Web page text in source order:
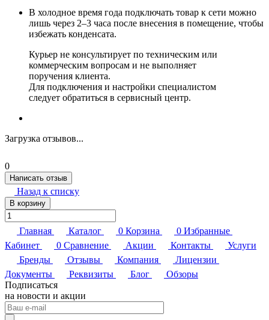
В холодное время года подключать товар к сети можно
лишь через 2–3 часа после внесения в помещение, чтобы
избежать конденсата.
Курьер не консультирует по техническим или
коммерческим вопросам и не выполняет
поручения клиента.
Для подключения и настройки специалистом
следует обратиться в сервисный центр.
Загрузка отзывов...
0
Написать отзыв
Назад к списку
В корзину
Главная Каталог 0 Корзина 0 Избранные
Кабинет
0 Сравнение Акции Контакты
Услуги
Бренды
Отзывы Компания
Лицензии
Документы
Реквизиты Блог
Обзоры
Подписаться
на новости и акции